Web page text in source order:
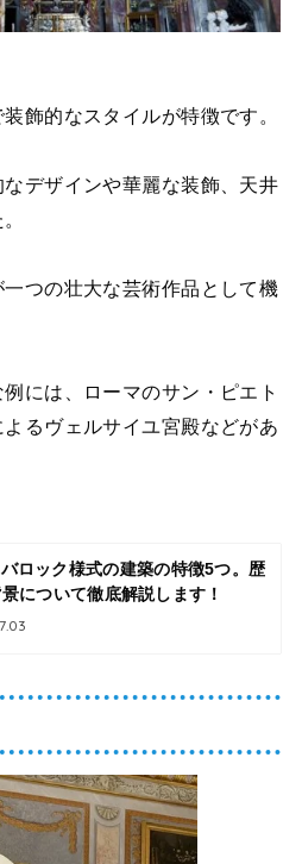
飾的なスタイルが特徴です。
デザインや華麗な装飾、天井
つの壮大な芸術作品として機
には、ローマのサン・ピエト
るヴェルサイユ宮殿などがあ
バロック様式の建築の特徴5つ。歴
について徹底解説します！